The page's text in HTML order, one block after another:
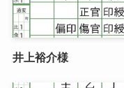
井上裕介様